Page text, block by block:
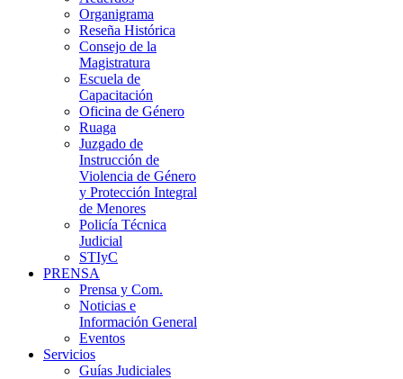
Organigrama
Reseña Histórica
Consejo de la
Magistratura
Escuela de
Capacitación
Oficina de Género
Ruaga
Juzgado de
Instrucción de
Violencia de Género
y Protección Integral
de Menores
Policía Técnica
Judicial
STIyC
PRENSA
Prensa y Com.
Noticias e
Información General
Eventos
Servicios
Guías Judiciales